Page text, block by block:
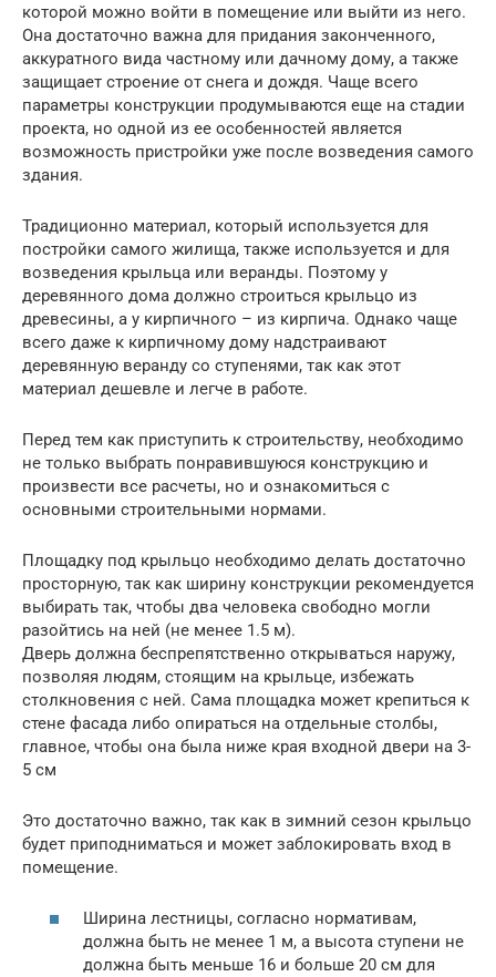
которой можно войти в помещение или выйти из него.
Она достаточно важна для придания законченного,
аккуратного вида частному или дачному дому, а также
защищает строение от снега и дождя. Чаще всего
параметры конструкции продумываются еще на стадии
проекта, но одной из ее особенностей является
возможность пристройки уже после возведения самого
здания.
Традиционно материал, который используется для
постройки самого жилища, также используется и для
возведения крыльца или веранды. Поэтому у
деревянного дома должно строиться крыльцо из
древесины, а у кирпичного – из кирпича. Однако чаще
всего даже к кирпичному дому надстраивают
деревянную веранду со ступенями, так как этот
материал дешевле и легче в работе.
Перед тем как приступить к строительству, необходимо
не только выбрать понравившуюся конструкцию и
произвести все расчеты, но и ознакомиться с
основными строительными нормами.
Площадку под крыльцо необходимо делать достаточно
просторную, так как ширину конструкции рекомендуется
выбирать так, чтобы два человека свободно могли
разойтись на ней (не менее 1.5 м).
Дверь должна беспрепятственно открываться наружу,
позволяя людям, стоящим на крыльце, избежать
столкновения с ней. Сама площадка может крепиться к
стене фасада либо опираться на отдельные столбы,
главное, чтобы она была ниже края входной двери на 3-
5 см
Это достаточно важно, так как в зимний сезон крыльцо
будет приподниматься и может заблокировать вход в
помещение.
Ширина лестницы, согласно нормативам,
должна быть не менее 1 м, а высота ступени не
должна быть меньше 16 и больше 20 см для